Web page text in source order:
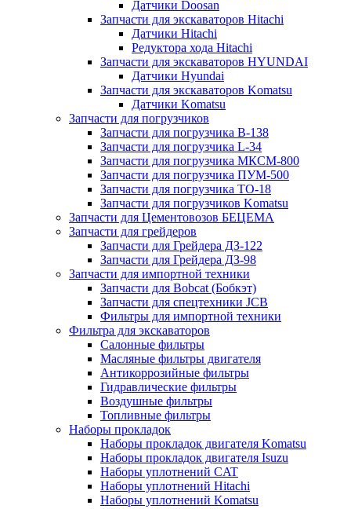
Датчики Doosan
Запчасти для экскаваторов Hitachi
Датчики Hitachi
Редуктора хода Hitachi
Запчасти для экскаваторов HYUNDAI
Датчики Hyundai
Запчасти для экскаваторов Komatsu
Датчики Komatsu
Запчасти для погрузчиков
Запчасти для погрузчика B-138
Запчасти для погрузчика L-34
Запчасти для погрузчика МКСМ-800
Запчасти для погрузчика ПУМ-500
Запчасти для погрузчика ТО-18
Запчасти для погрузчиков Komatsu
Запчасти для Цементовозов БЕЦЕМА
Запчасти для грейдеров
Запчасти для Грейдера ДЗ-122
Запчасти для Грейдера ДЗ-98
Запчасти для импортной техники
Запчасти для Bobcat (Бобкэт)
Запчасти для спецтехники JCB
Фильтры для импортной техники
Фильтра для экскаваторов
Салонные фильтры
Масляные фильтры двигателя
Антикоррозийные фильтры
Гидравлические фильтры
Воздушные фильтры
Топливные фильтры
Наборы прокладок
Наборы прокладок двигателя Komatsu
Наборы прокладок двигателя Isuzu
Наборы уплотнений CAT
Наборы уплотнений Hitachi
Наборы уплотнений Komatsu